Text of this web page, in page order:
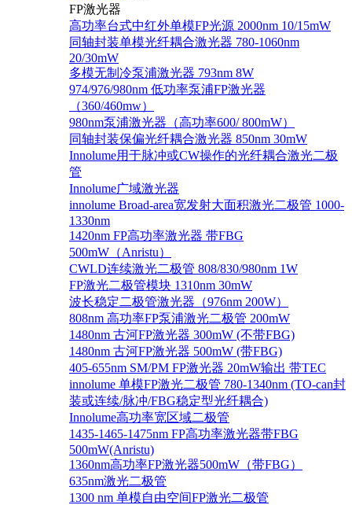
FP激光器
高功率台式中红外单模FP光源 2000nm 10/15mW
同轴封装单模光纤耦合激光器 780-1060nm
20/30mW
多模无制冷泵浦激光器 793nm 8W
974/976/980nm 低功率泵浦FP激光器
（360/460mw）
980nm泵浦激光器（高功率600/ 800mW）
同轴封装保偏光纤耦合激光器 850nm 30mW
Innolume用于脉冲或CW操作的光纤耦合激光二极
管
Innolume广域激光器
innolume Broad-area宽发射大面积激光二极管 1000-
1330nm
1420nm FP高功率激光器 带FBG
500mW（Anristu）
CWLD连续激光二极管 808/830/980nm 1W
FP激光二极管模块 1310nm 30mW
波长稳定二极管激光器（976nm 200W）
808nm 高功率FP泵浦激光二极管 200mW
1480nm 古河FP激光器 300mW (不带FBG)
1480nm 古河FP激光器 500mW (带FBG)
405-655nm SM/PM FP激光器 20mW输出 带TEC
innolume 单模FP激光二极管 780-1340nm (TO-can封
装或连续/脉冲/FBG稳定型光纤耦合)
Innolume高功率宽区域二极管
1435-1465-1475nm FP高功率激光器带FBG
500mW(Anristu)
1360nm高功率FP激光器500mW（带FBG）
635nm激光二极管
1300 nm 单模自由空间FP激光二极管